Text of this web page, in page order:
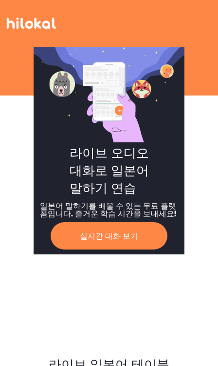
라이브 오디오
대화로 일본어
말하기 연습
일본어 말하기를 배울 수 있는 무료 플랫
폼입니다. 즐거운 학습 시간을 보내세요!
실시간 대화 보기